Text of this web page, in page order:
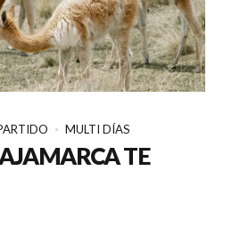
MULTI DÍAS
TE